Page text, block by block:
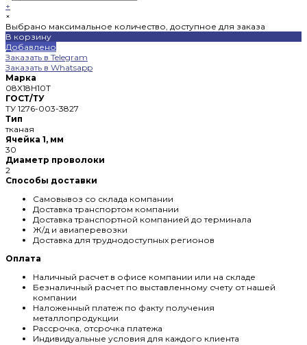
+
×
Выбрано максимальное количество, доступное для заказа
В корзину
Добавлено
Заказать в Telegram
Заказать в Whatsapp
Марка
08Х18Н10Т
ГОСТ/ТУ
ТУ 1276-003-3827
Тип
тканая
Ячейка 1, мм
30
Диаметр проволоки
2
Способы доставки
Самовывоз со склада компании
Доставка транспортом компании
Доставка транспортной компанией до терминала
Ж/д и авиаперевозки
Доставка для труднодоступных регионов
Оплата
Наличный расчет в офисе компании или на складе
Безналичный расчет по выставленному счету от нашей
компании
Наложенный платеж по факту получения
металлопродукции
Рассрочка, отсрочка платежа
Индивидуальные условия для каждого клиента